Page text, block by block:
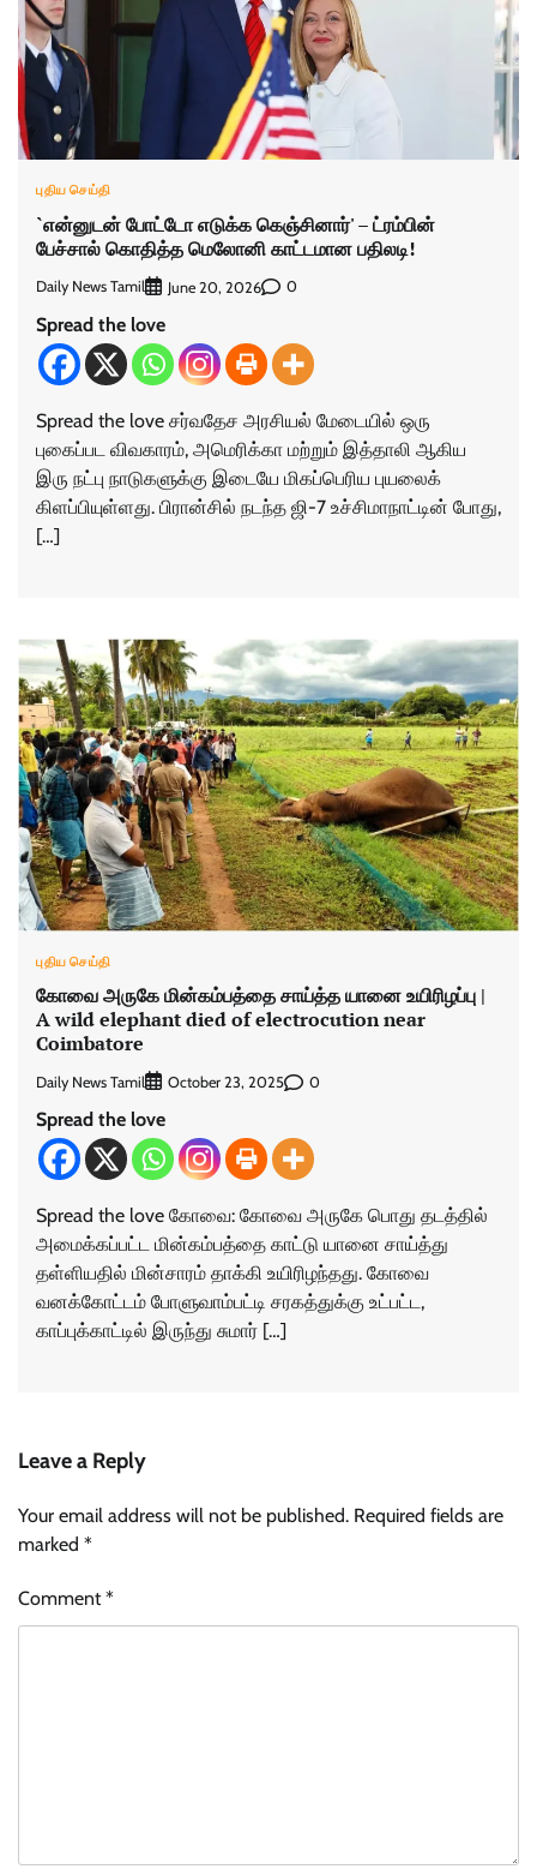
புதிய செய்தி
`என்னுடன் போட்டோ எடுக்க கெஞ்சினார்' – ட்ரம்பின்
பேச்சால் கொதித்த மெலோனி காட்டமான பதிலடி!
Daily News Tamil June 20, 2026 0
Spread the love
Spread the love சர்வதேச அரசியல் மேடையில் ஒரு
புகைப்பட விவகாரம், அமெரிக்கா மற்றும் இத்தாலி ஆகிய
இரு நட்பு நாடுகளுக்கு இடையே மிகப்பெரிய புயலைக்
கிளப்பியுள்ளது. பிரான்சில் நடந்த ஜி-7 உச்சிமாநாட்டின் போது,
[…]
புதிய செய்தி
கோவை அருகே மின்கம்பத்தை சாய்த்த யானை உயிரிழப்பு |
A wild elephant died of electrocution near
Coimbatore
Daily News Tamil October 23, 2025 0
Spread the love
Spread the love கோவை: கோவை அருகே பொது தடத்தில்
அமைக்கப்பட்ட மின்கம்பத்தை காட்டு யானை சாய்த்து
தள்ளியதில் மின்சாரம் தாக்கி உயிரிழந்தது. கோவை
வனக்கோட்டம் போளுவாம்பட்டி சரகத்துக்கு உட்பட்ட,
காப்புக்காட்டில் இருந்து சுமார் […]
Leave a Reply
Your email address will not be published. Required fields are
marked *
Comment*